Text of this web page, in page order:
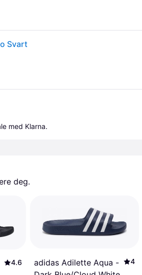
Svart
med Klarna.
deg.
4.6
adidas Adilette Aqua -
4